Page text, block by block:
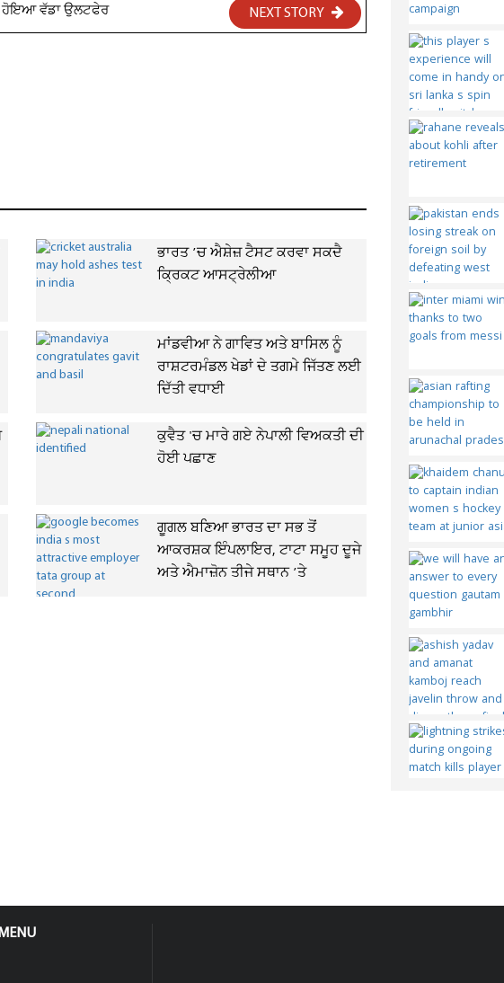
ਹੋਇਆ ਵੱਡਾ ਉਲਟਫੇਰ NEXT STORY
ਭਾਰਤ ’ਚ ਐਸ਼ੇਜ਼ ਟੈਸਟ ਕਰਵਾ ਸਕਦੈ
ਕ੍ਰਿਕਟ ਆਸਟ੍ਰੇਲੀਆ
ਮਾਂਡਵੀਆ ਨੇ ਗਾਵਿਤ ਅਤੇ ਬਾਸਿਲ ਨੂੰ
ਰਾਸ਼ਟਰਮੰਡਲ ਖੇਡਾਂ ਦੇ ਤਗਮੇ ਜਿੱਤਣ ਲਈ
ਦਿੱਤੀ ਵਧਾਈ
ਕੁਵੈਤ 'ਚ ਮਾਰੇ ਗਏ ਨੇਪਾਲੀ ਵਿਅਕਤੀ ਦੀ
ਹੋਈ ਪਛਾਣ
ਗੂਗਲ ਬਣਿਆ ਭਾਰਤ ਦਾ ਸਭ ਤੋਂ
ਆਕਰਸ਼ਕ ਇੰਪਲਾਇਰ, ਟਾਟਾ ਸਮੂਹ ਦੂਜੇ
ਅਤੇ ਐਮਾਜ਼ੋਨ ਤੀਜੇ ਸਥਾਨ ’ਤੇ